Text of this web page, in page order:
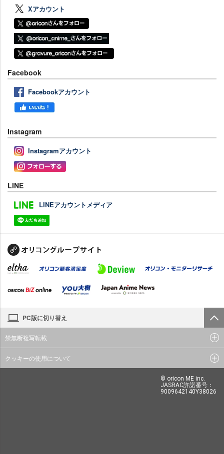
Xアカウント
Facebook
Facebookアカウント
Instagram
Instagramアカウント
LINE
LINEアカウントメディア
PC版に切り替え
禁無断複写転載
クッキーの使用について
© oricon ME inc.
JASRAC許諾番号：
9009642140Y38026